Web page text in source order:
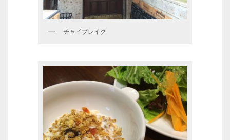
チャイブレイク